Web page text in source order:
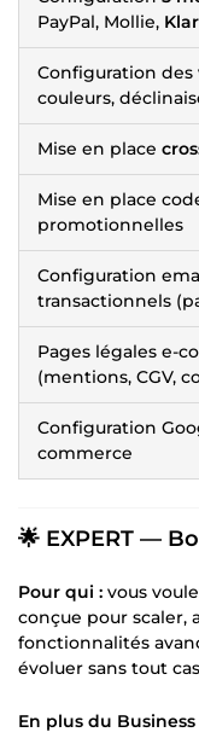
PayPal, Mollie,
Configuration des
couleurs,
Mise en place
Mise en place
promotionnelles
Configuration
transactionnels
Pages légales e-
(mentions, CGV,
Configuration
commerce
🌟 EXPERT —
Pour qui : vous
conçue pour scaler,
fonctionnalités
évoluer sans tout
En plus du Business